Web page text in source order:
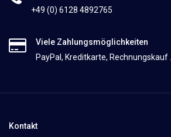
+49 (0) 6128 4892765
Viele Zahlungsmöglichkeiten
PayPal, Kreditkarte, Rechnungskauf ...
Kontakt